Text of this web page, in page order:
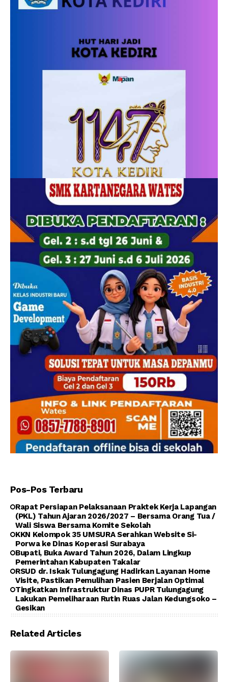
Pos-Pos Terbaru
Rapat Persiapan Pelaksanaan Praktek Kerja Lapangan
(PKL) Tahun Ajaran 2026/2027 – Bersama Orang Tua /
Wali Siswa Bersama Komite Sekolah
KKN Kelompok 35 UMSURA Serahkan Website Si-
Porwa ke Dinas Koperasi Surabaya
Bupati, Buka Award Tahun 2026, Dalam Lingkup
Pemerintahan Kabupaten Takalar
RSUD dr. Iskak Tulungagung Hadirkan Layanan Home
Visite, Pastikan Pemulihan Pasien Berjalan Optimal
Tingkatkan Infrastruktur Dinas PUPR Tulungagung
Lakukan Pemeliharaan Rutin Ruas Jalan Kedungsoko –
Gesikan
Related Articles